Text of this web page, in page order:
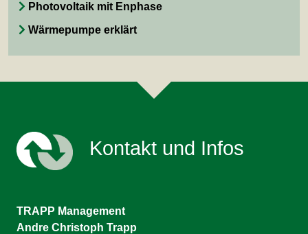
Photovoltaik mit Enphase
Wärmepumpe erklärt
Kontakt und Infos
TRAPP Management
Andre Christoph Trapp